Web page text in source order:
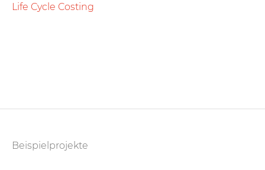
Life Cycle Costing
Beispielprojekte